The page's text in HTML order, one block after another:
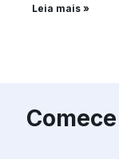
Leia mais »